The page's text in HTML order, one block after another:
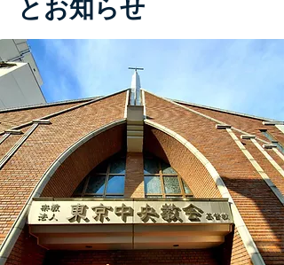
とお知らせ